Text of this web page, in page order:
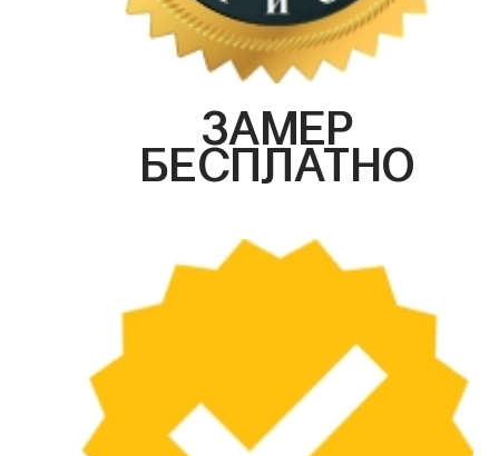
ЗАМЕР
БЕСПЛАТНО